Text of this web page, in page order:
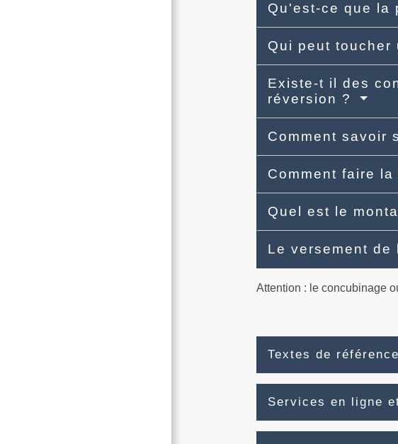
Qu'est-ce que la
Qui peut toucher
Existe-t il des
réversion ?
Comment savoir
Comment faire
Quel est le
Le versement
Attention : le concubinage
Textes de référence
Services en ligne